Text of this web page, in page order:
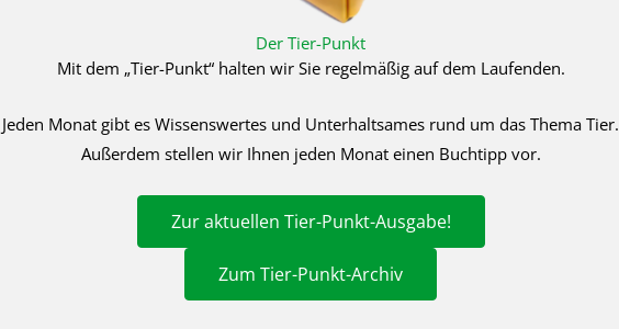
Der Tier-Punkt
Mit dem „Tier-Punkt“ halten wir Sie regelmäßig auf dem Laufenden.
Jeden Monat gibt es Wissenswertes und Unterhaltsames rund um das Thema Tier.
Außerdem stellen wir Ihnen jeden Monat einen Buchtipp vor.
Zur aktuellen Tier-Punkt-Ausgabe!
Zum Tier-Punkt-Archiv